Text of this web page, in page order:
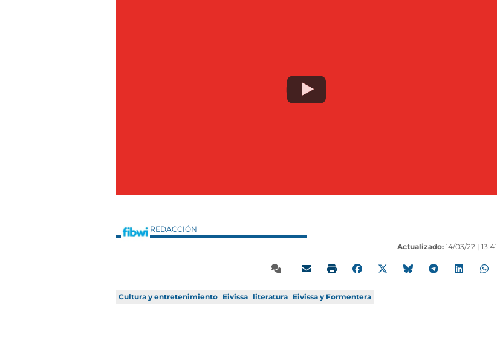
REDACCIÓN
Actualizado: 14/03/22 | 13:41
Cultura y entretenimiento Eivissa literatura Eivissa y Formentera